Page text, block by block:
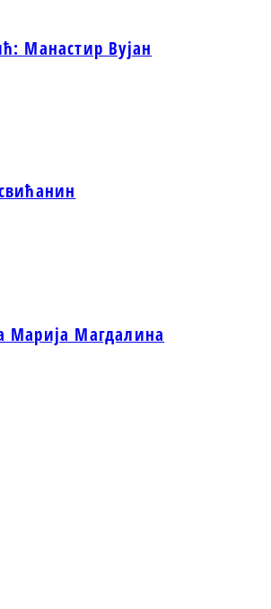
Манастир Вујан
Марија Магдалина